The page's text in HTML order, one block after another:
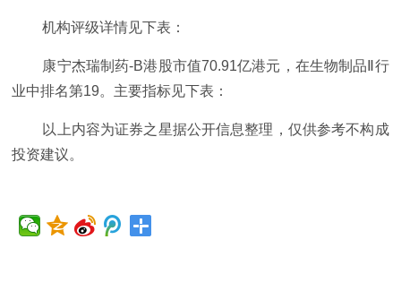
机构评级详情见下表：
康宁杰瑞制药-B港股市值70.91亿港元，在生物制品Ⅱ行
业中排名第19。主要指标见下表：
以上内容为证券之星据公开信息整理，仅供参考不构成
投资建议。